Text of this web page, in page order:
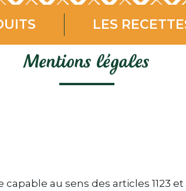
LES
Mentions légales
au sens des articles 1123